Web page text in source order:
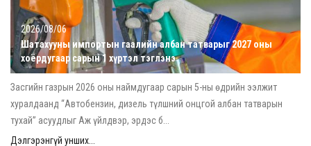
2026/08/06
Шатахууны импортын гаалийн албан татварыг 2027 оны
хоёрдугаар сарын 1 хүртэл тэглэнэ
Засгийн газрын 2026 оны наймдугаар сарын 5-ны өдрийн ээлжит
хуралдаанд “Автобензин, дизель түлшний онцгой албан татварын
тухай” асуудлыг Аж үйлдвэр, эрдэс б...
Дэлгэрэнгүй унших...